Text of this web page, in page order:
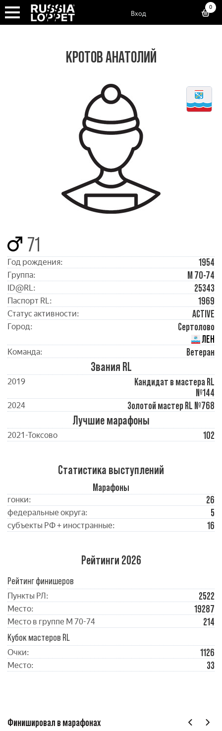
Вход
0
КРОТОВ АНАТОЛИЙ
71
Год рождения: 1954
Группа: М 70-74
ID@RL: 25343
Паспорт RL: 1969
Статус активности: ACTIVE
Город:
Сертолово
ЛЕН
Команда: Ветеран
Звания RL
2019
Кандидат в мастера RL
№144
2024 Золотой мастер RL №768
Лучшие марафоны
2021-Токсово 102
Статистика выступлений
Марафоны
гонки: 26
федеральные округа: 5
субъекты РФ + иностранные: 16
Рейтинги 2026
Рейтинг финишеров
Пункты РЛ: 2522
Место: 19287
Место в группе М 70-74
214
Кубок мастеров RL
Очки: 1126
Место: 33
Финишировал в марафонах